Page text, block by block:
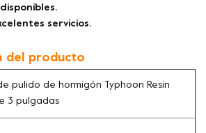
servicios.
del producto
pulido de hormigón Typhoon Resin
3 pulgadas